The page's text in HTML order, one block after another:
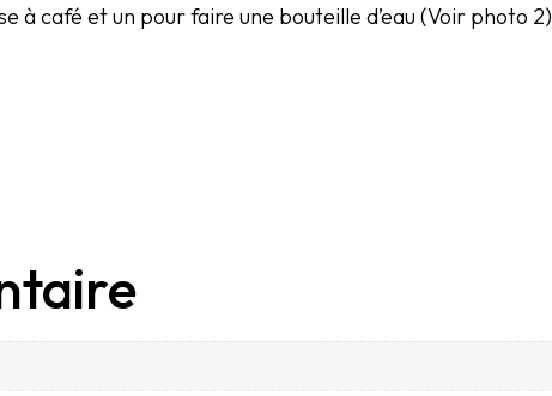
à café et un pour faire une bouteille d’eau (Voir photo 2)